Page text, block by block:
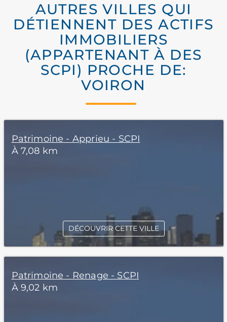
AUTRES VILLES QUI
DÉTIENNENT DES ACTIFS
IMMOBILIERS
(APPARTENANT À DES
SCPI) PROCHE DE:
VOIRON
Patrimoine - Apprieu - SCPI
À 7,08 km
DÉCOUVRIR CETTE VILLE
Patrimoine - Renage - SCPI
À 9,02 km